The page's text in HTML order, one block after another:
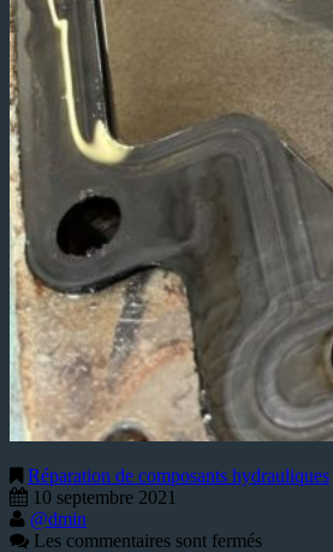
Réparation de composants hydrauliques
10 septembre 2021
@dmin
Les commentaires sont fermés